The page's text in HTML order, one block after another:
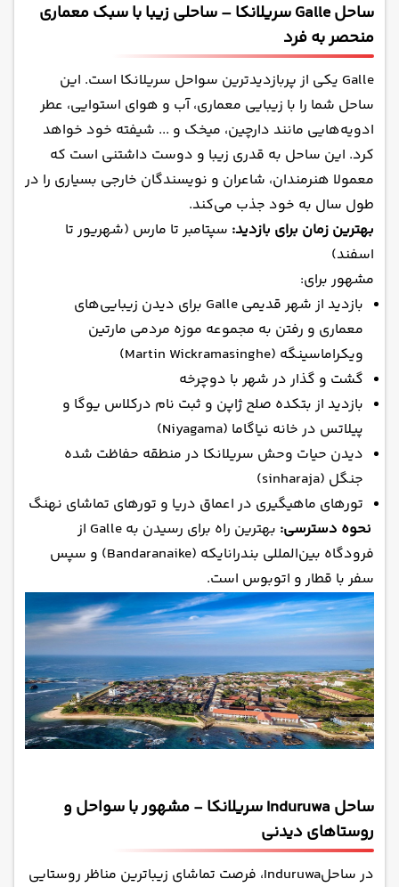
ساحل Galle سریلانکا – ساحلی زیبا با سبک معماری
منحصر به فرد
Galle یکی از پربازدیدترین سواحل سریلانکا است. این
ساحل شما را با زیبایی معماری، آب و هوای استوایی، عطر
ادویه‌هایی مانند دارچین، میخک و ... شیفته خود خواهد
کرد. این ساحل به قدری زیبا و دوست داشتنی است که
معمولا هنرمندان، شاعران و نویسندگان خارجی بسیاری را در
طول سال به خود جذب می‌کند.
بهترین زمان برای بازدید: سپتامبر تا مارس (شهریور تا
اسفند)
مشهور برای:
بازدید از شهر قدیمی Galle برای دیدن زیبایی‌های
معماری و رفتن به مجموعه موزه مردمی مارتین
ویکراماسینگه (Martin Wickramasinghe)
گشت و گذار در شهر با دوچرخه
بازدید از بتکده صلح ژاپن و ثبت نام درکلاس یوگا و
پیلاتس در خانه نیاگاما (Niyagama)
دیدن حیات وحش سریلانکا در منطقه حفاظت شده
جنگل (sinharaja)
تورهای ماهیگیری در اعماق دریا و تورهای تماشای نهنگ
نحوه دسترسی:
بهترین راه برای رسیدن به Galle از
فرودگاه بین‌المللی بندرانایکه (Bandaranaike) و سپس
سفر با قطار و اتوبوس است.
ساحل Induruwa سریلانکا - مشهور با سواحل و
روستاهای دیدنی
در ساحلInduruwa، فرصت تماشای زیباترین مناظر روستایی